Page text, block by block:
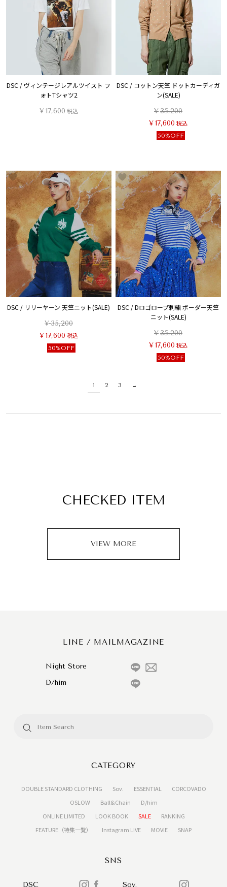
DSC / ヴィンテージレアルツイスト フ
ォトTシャツ2
¥17,600 税込
DSC / コットン天竺 ドットカーディガ
ン(SALE)
¥35,200
¥17,600 税込
50%OFF
DSC / リリーヤーン 天竺ニット(SALE)
¥35,200
¥17,600 税込
50%OFF
DSC / Dロゴロープ刺繍 ボーダー天竺
ニット(SALE)
¥35,200
¥17,600 税込
50%OFF
1 2 3
CHECKED ITEM
VIEW MORE
LINE / MAILMAGAZINE
Night Store
D/him
CATEGORY
DOUBLE STANDARD CLOTHING Sov. ESSENTIAL
CORCOVADO
OSLOW
Ball&Chain
D/him
ONLINE LIMITED
LOOK BOOK SALE
RANKING
FEATURE（特集一覧）
Instagram LIVE MOVIE SNAP
SNS
DSC Sov.